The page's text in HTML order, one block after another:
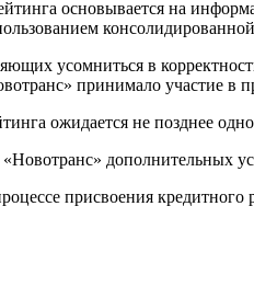
основывается на
усомниться в
принимало участие в
ожидается не позднее
дополнительных
присвоения